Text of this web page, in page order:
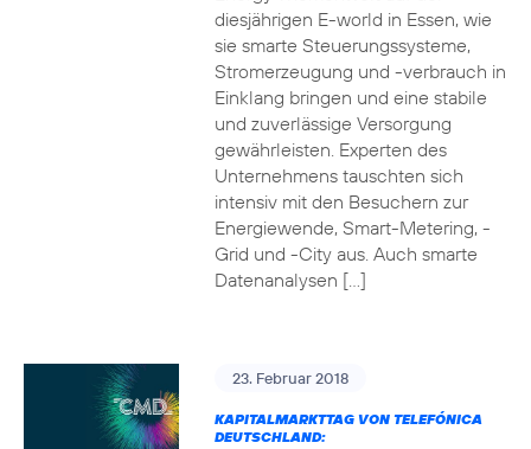
diesjährigen E-world in Essen, wie
sie smarte Steuerungssysteme,
Stromerzeugung und -verbrauch in
Einklang bringen und eine stabile
und zuverlässige Versorgung
gewährleisten. Experten des
Unternehmens tauschten sich
intensiv mit den Besuchern zur
Energiewende, Smart-Metering, -
Grid und -City aus. Auch smarte
Datenanalysen […]
23. Februar 2018
KAPITALMARKTTAG VON TELEFÓNICA
DEUTSCHLAND: